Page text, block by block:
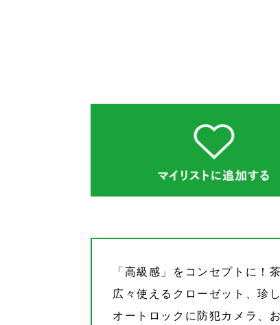
「高級感」をコンセプトに！
広々使えるクローゼット、珍
オートロックに防犯カメラ、